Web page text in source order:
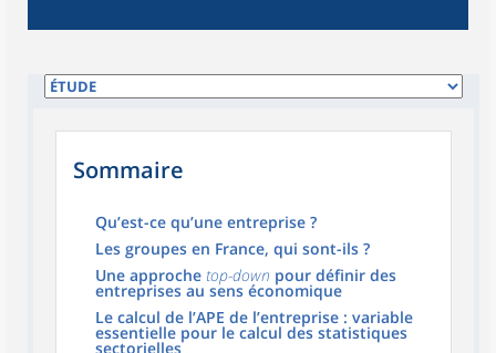
Sommaire
Qu’est-ce qu’une entreprise ?
Les groupes en France, qui sont-ils ?
Une approche top-down pour définir des
entreprises au sens économique
Le calcul de l’APE de l’entreprise : variable
essentielle pour le calcul des statistiques
sectorielles